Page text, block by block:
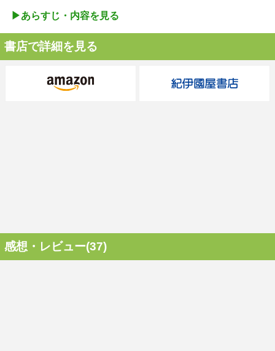
▶︎あらすじ・内容を見る
書店で詳細を見る
感想・レビュー(37)